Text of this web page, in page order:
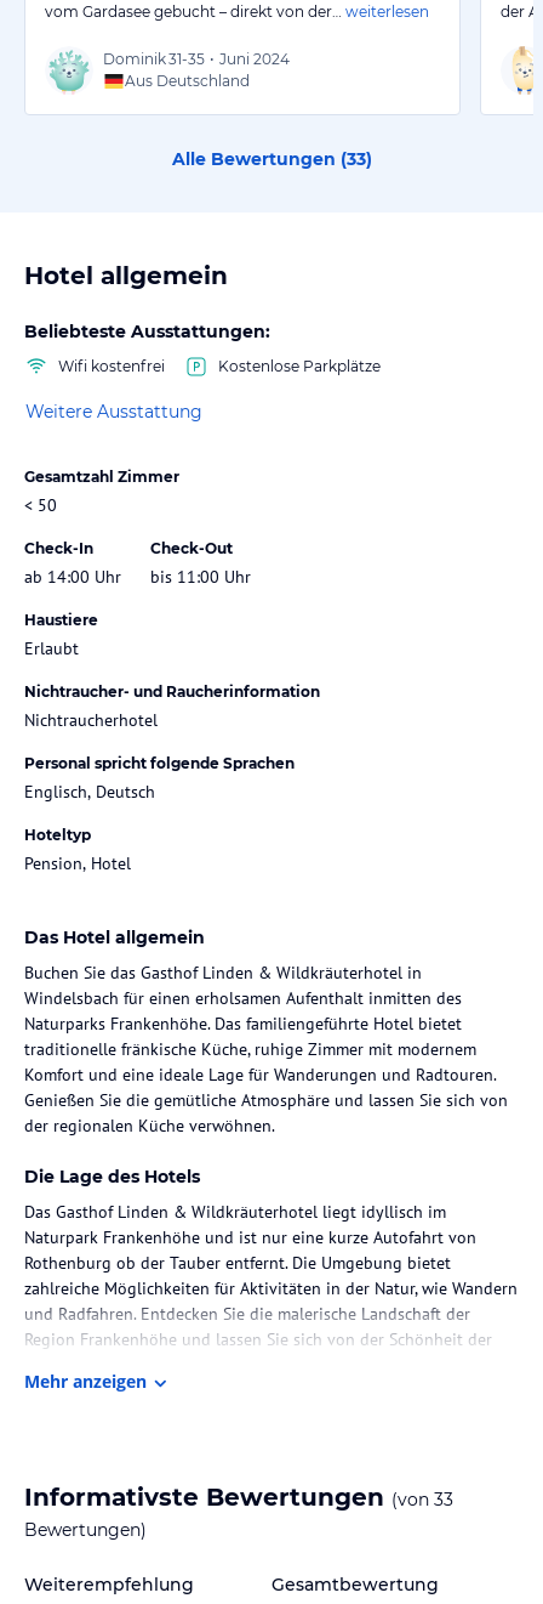
vom Gardasee gebucht – direkt von der…
weiterlesen
Dominik31-35 • Juni 2024
Aus Deutschland
der A
Alle Bewertungen (33)
Hotel allgemein
Beliebteste Ausstattungen:
Wifi kostenfrei Kostenlose Parkplätze
Weitere Ausstattung
Gesamtzahl Zimmer
< 50
Check-In
ab 14:00 Uhr
Check-Out
bis 11:00 Uhr
Haustiere
Erlaubt
Nichtraucher- und Raucherinformation
Nichtraucherhotel
Personal spricht folgende Sprachen
Englisch, Deutsch
Hoteltyp
Pension, Hotel
Das Hotel allgemein
Buchen Sie das Gasthof Linden & Wildkräuterhotel in
Windelsbach für einen erholsamen Aufenthalt inmitten des
Naturparks Frankenhöhe. Das familiengeführte Hotel bietet
traditionelle fränkische Küche, ruhige Zimmer mit modernem
Komfort und eine ideale Lage für Wanderungen und Radtouren.
Genießen Sie die gemütliche Atmosphäre und lassen Sie sich von
der regionalen Küche verwöhnen.
Die Lage des Hotels
Das Gasthof Linden & Wildkräuterhotel liegt idyllisch im
Naturpark Frankenhöhe und ist nur eine kurze Autofahrt von
Rothenburg ob der Tauber entfernt. Die Umgebung bietet
zahlreiche Möglichkeiten für Aktivitäten in der Natur, wie Wandern
und Radfahren. Entdecken Sie die malerische Landschaft der
Region Frankenhöhe und lassen Sie sich von der Schönheit der
Flachbild-TV und ein eigenes Bad. Die Zimmer wurden erst
kürzlich renoviert und individuell gestaltet, wobei jedes Zimmer
Atmosphäre und bereiten Sie sich eine Tasse Kräutertee in Ihrem
Mehr anzeigen
Informativste Bewertungen (von 33
Bewertungen)
Weiterempfehlung Gesamtbewertung